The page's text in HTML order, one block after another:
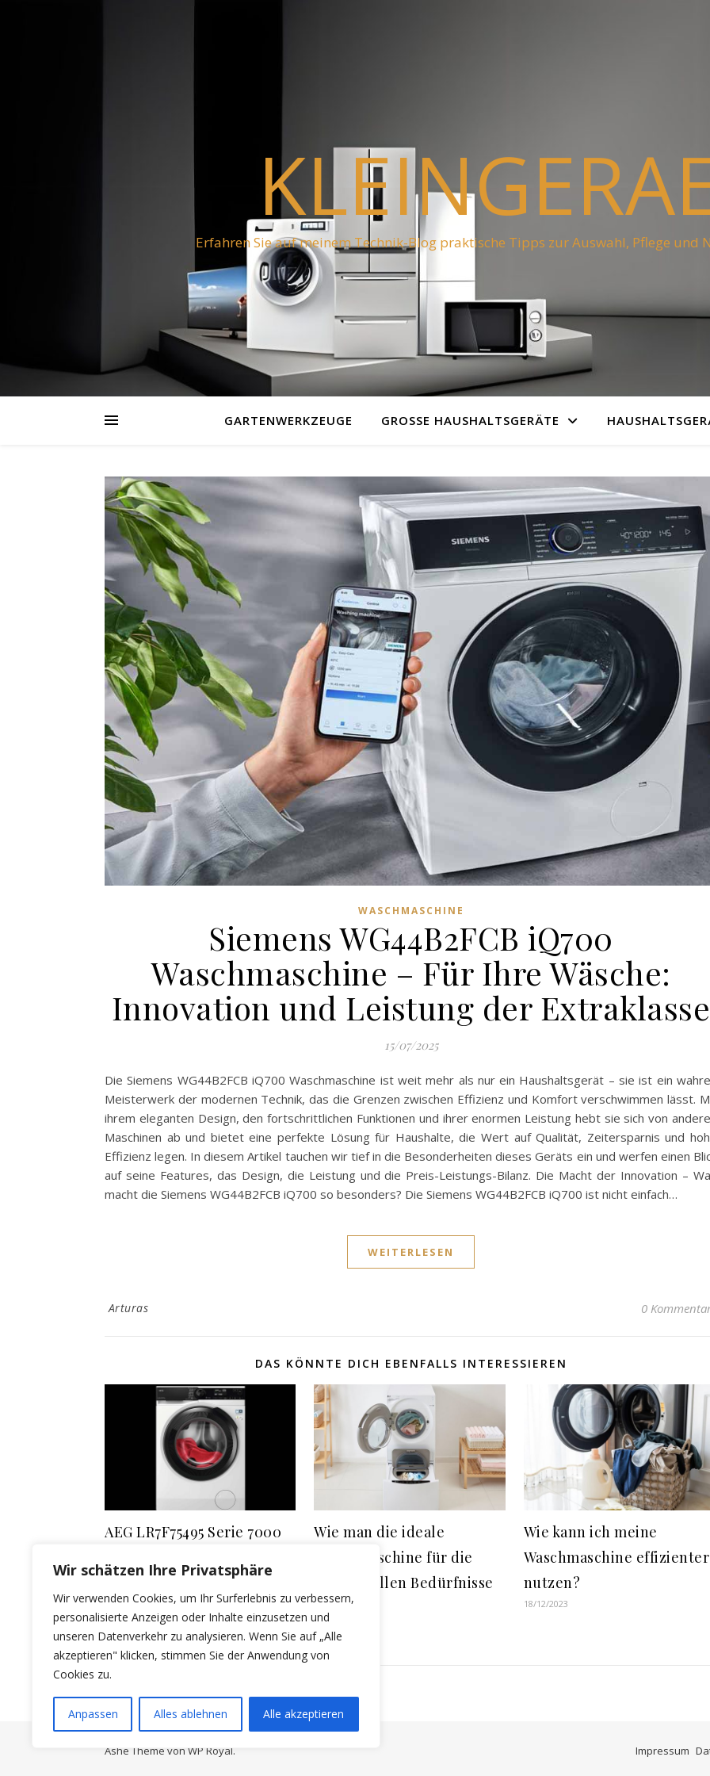
Wir schätzen Ihre Privatsphäre
Wir verwenden Cookies, um Ihr Surferlebnis zu verbessern,
personalisierte Anzeigen oder Inhalte einzusetzen und
unseren Datenverkehr zu analysieren. Wenn Sie auf „Alle
akzeptieren" klicken, stimmen Sie der Anwendung von
Cookies zu.
Anpassen Alles ablehnen Alle akzeptieren
Erfahren Sie auf meinem Technik-Blog praktische Tipps zur Auswahl, Pflege und
GARTENWERKZEUGE GROSSE HAUSHALTSGERÄTE
WASCHMASCHINE
Siemens WG44B2FCB iQ700
Waschmaschine – Für Ihre Wäsche:
Innovation und Leistung der Extraklasse
15/07/2025
Die Siemens WG44B2FCB iQ700 Waschmaschine ist weit mehr als nur ein Haushaltsgerät – sie ist ein
Meisterwerk der modernen Technik, das die Grenzen zwischen Effizienz und Komfort verschwimmen lässt.
ihrem eleganten Design, den fortschrittlichen Funktionen und ihrer enormen Leistung hebt sie sich von
Maschinen ab und bietet eine perfekte Lösung für Haushalte, die Wert auf Qualität, Zeitersparnis und
Effizienz legen. In diesem Artikel tauchen wir tief in die Besonderheiten dieses Geräts ein und werfen einen
auf seine Features, das Design, die Leistung und die Preis-Leistungs-Bilanz. Die Macht der Innovation –
macht die Siemens WG44B2FCB iQ700 so besonders? Die Siemens WG44B2FCB iQ700 ist nicht einfach…
WEITERLESEN
Arturas 0
DAS KÖNNTE DICH EBENFALLS INTERESSIEREN
AEG LR7F75495 Serie 7000
die moderne Wäschepflege
20/12/2025
Wie man die ideale
Waschmaschine für die
individuellen Bedürfnisse
auswählt
Wie kann ich meine
Waschmaschine effizienter
nutzen?
18/12/2023
Impressum
Ashe Theme von WP Royal.